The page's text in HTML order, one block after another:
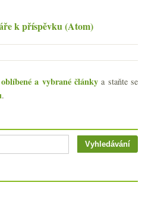
k příspěvku (Atom)
oblíbené a vybrané články a staňte se
.